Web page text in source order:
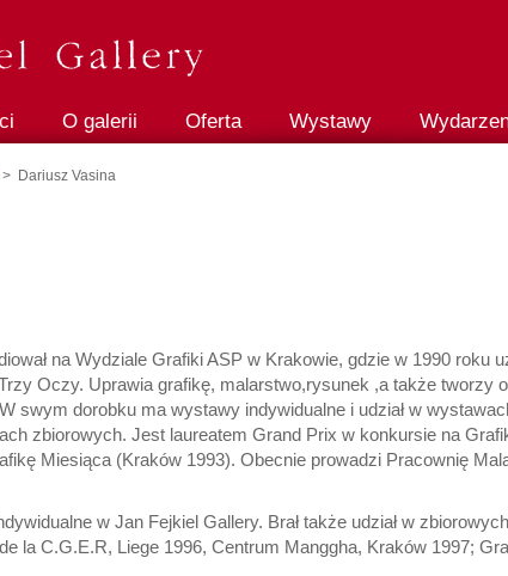
O galerii Oferta Wystawy
> Dariusz Vasina
na Wydziale Grafiki ASP w Krakowie, gdzie w 1990 roku
Oczy. Uprawia grafikę, malarstwo,rysunek ,a także tworzy
swym dorobku ma wystawy indywidualne i udział w
zbiorowych. Jest laureatem Grand Prix w konkursie na
Miesiąca (Kraków 1993). Obecnie prowadzi Pracownię
w Jan Fejkiel Gallery. Brał także udział w
la C.G.E.R, Liege 1996, Centrum Manggha, Kraków 1997;